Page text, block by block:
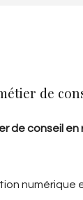
de
de conseil
numérique